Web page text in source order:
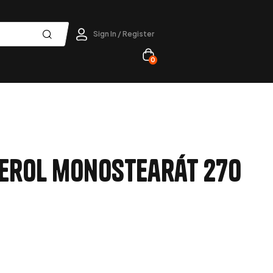
Sign In / Register
0
monostearát 270